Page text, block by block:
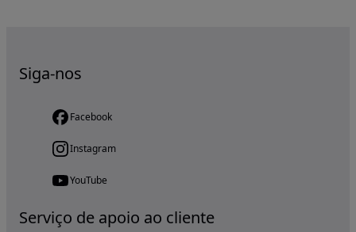
Siga-nos
Facebook
Instagram
YouTube
Serviço de apoio ao cliente